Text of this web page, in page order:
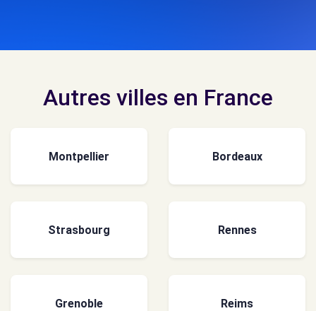
Autres villes en France
Montpellier Bordeaux
Strasbourg Rennes
Grenoble Reims